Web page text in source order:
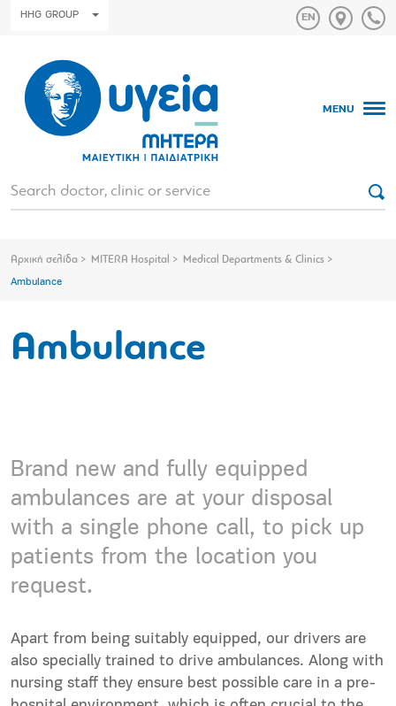
HHG GROUP
MENU
Αρχική σελίδα MITERA Hospital Medical Departments & Clinics
Ambulance
Ambulance
Brand new and fully equipped
ambulances are at your disposal
with a single phone call, to pick up
patients from the location you
request.
Apart from being suitably equipped, our drivers are
also specially trained to drive ambulances. Along with
nursing staff they ensure best possible care in a pre-